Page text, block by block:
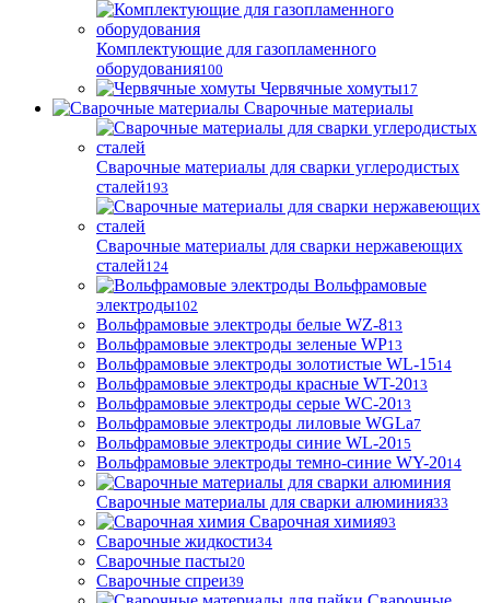
Комплектующие для газопламенного
оборудования100
Червячные хомуты17
Сварочные материалы
Сварочные материалы для сварки углеродистых
сталей193
Сварочные материалы для сварки нержавеющих
сталей124
Вольфрамовые
электроды102
Вольфрамовые электроды белые WZ-813
Вольфрамовые электроды зеленые WP13
Вольфрамовые электроды золотистые WL-1514
Вольфрамовые электроды красные WT-2013
Вольфрамовые электроды серые WC-2013
Вольфрамовые электроды лиловые WGLa7
Вольфрамовые электроды синие WL-2015
Вольфрамовые электроды темно-синие WY-2014
Сварочные материалы для сварки алюминия33
Сварочная химия93
Сварочные жидкости34
Сварочные пасты20
Сварочные спреи39